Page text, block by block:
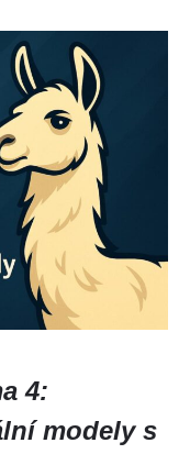
4:
modely s